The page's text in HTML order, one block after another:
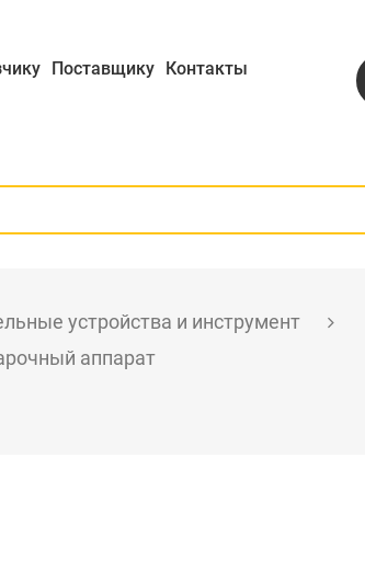
Поставщику Контакты
устройства и инструмент
аппарат